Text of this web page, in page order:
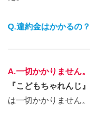
Q.違約金はかかるの？
A.一切かかりません。
『こどもちゃれんじ』
は一切かかりません。